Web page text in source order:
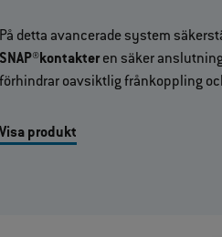
På detta avancerade system
SNAP®kontakteren säker
förhindrar oavsiktlig frånkoppling
Visa produkt